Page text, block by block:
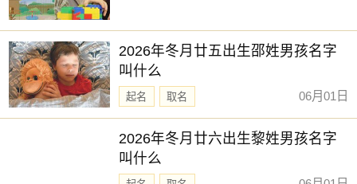
2026年冬月廿五出生邵姓男孩名字
叫什么
起名 取名 06月01日
2026年冬月廿六出生黎姓男孩名字
叫什么